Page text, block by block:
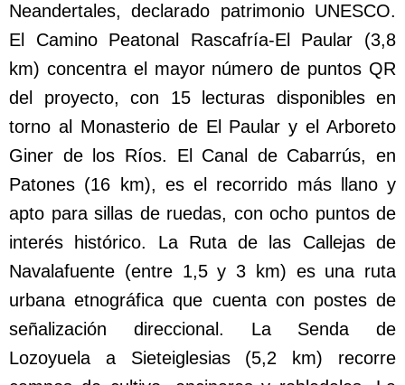
Neandertales, declarado patrimonio UNESCO.
El Camino Peatonal Rascafría-El Paular (3,8
km) concentra el mayor número de puntos QR
del proyecto, con 15 lecturas disponibles en
torno al Monasterio de El Paular y el Arboreto
Giner de los Ríos. El Canal de Cabarrús, en
Patones (16 km), es el recorrido más llano y
apto para sillas de ruedas, con ocho puntos de
interés histórico. La Ruta de las Callejas de
Navalafuente (entre 1,5 y 3 km) es una ruta
urbana etnográfica que cuenta con postes de
señalización direccional. La Senda de
Lozoyuela a Sieteiglesias (5,2 km) recorre